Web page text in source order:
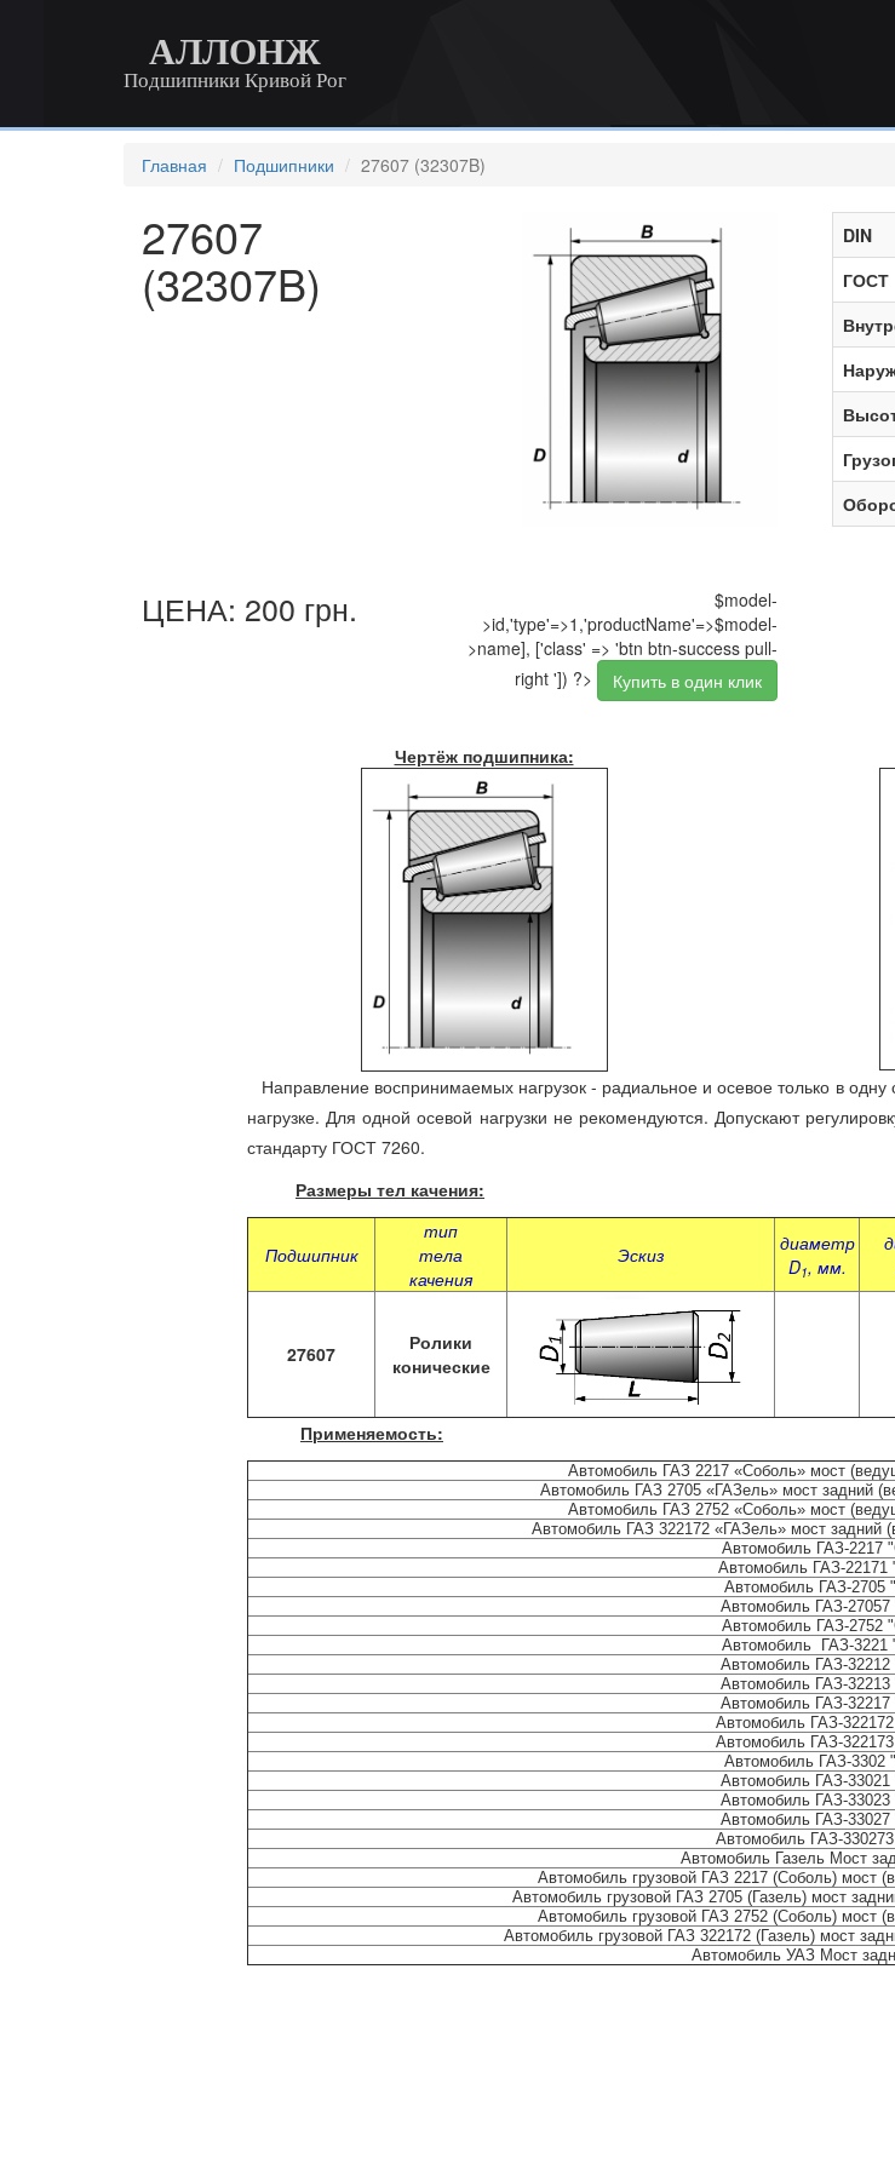
АЛЛОНЖ
Подшипники Кривой Рог
Главная Подшипники 27607 (32307B)
27607
(32307B)
ЦЕНА: 200 грн.
$model-
>id,'type'=>1,'productName'=>$model-
>name], ['class' => 'btn btn-success pull-
right ']) ?>
Купить в один клик
DIN
ГОСТ
Чертёж подшипника:
Направление воспринимаемых нагрузок - радиальное и осевое только в
нагрузке. Для одной осевой нагрузки не рекомендуются. Допускают
стандарту ГОСТ 7260.
Размеры тел качения:
Подшипник
тип
тела
качения
Эскиз
диаметр
D1, мм.
27607
Ролики
конические
Применяемость:
Автомобиль ГАЗ 2217 «Соболь» мост
Автомобиль ГАЗ 2705 «ГАЗель» мост задний
Автомобиль ГАЗ 2752 «Соболь» мост
Автомобиль ГАЗ 322172 «ГАЗель» мост задний
Автомобиль ГАЗ-2217
Автомобиль ГАЗ-22171
Автомобиль ГАЗ-2705
Автомобиль ГАЗ-27057
Автомобиль ГАЗ-2752
Автомобиль ГАЗ-3221
Автомобиль ГАЗ-32212
Автомобиль ГАЗ-32213
Автомобиль ГАЗ-32217
Автомобиль ГАЗ-
Автомобиль ГАЗ-
Автомобиль ГАЗ-3302
Автомобиль ГАЗ-33021
Автомобиль ГАЗ-33023
Автомобиль ГАЗ-33027
Автомобиль ГАЗ-
Автомобиль Газель Мост
Автомобиль грузовой ГАЗ 2217 (Соболь) мост
Автомобиль грузовой ГАЗ 2705 (Газель) мост
Автомобиль грузовой ГАЗ 2752 (Соболь) мост
Автомобиль грузовой ГАЗ 322172 (Газель) мост
Автомобиль УАЗ Мост